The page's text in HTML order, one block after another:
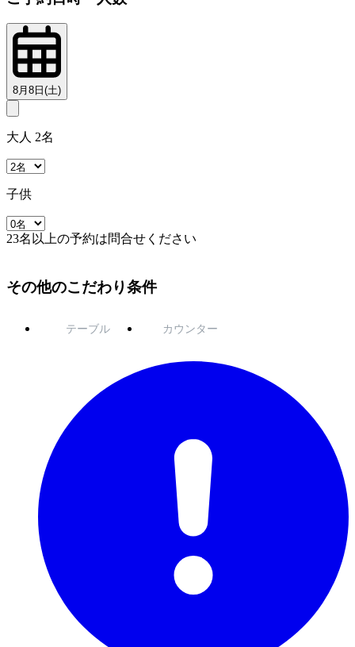
8月8日(土)
大人 2名
子供
23名以上の予約は問合せください
その他のこだわり条件
テーブル カウンター